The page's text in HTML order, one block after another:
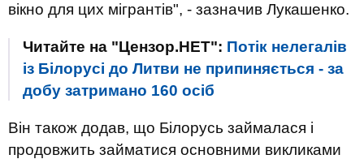
вікно для цих мігрантів", - зазначив Лукашенко.
Читайте на "Цензор.НЕТ": Потік нелегалів
із Білорусі до Литви не припиняється - за
добу затримано 160 осіб
Він також додав, що Білорусь займалася і
продовжить займатися основними викликами